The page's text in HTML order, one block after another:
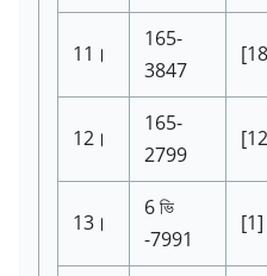
11।
165-
3847
12।
165-
2799
13।
6 ভি
-7991
[1]